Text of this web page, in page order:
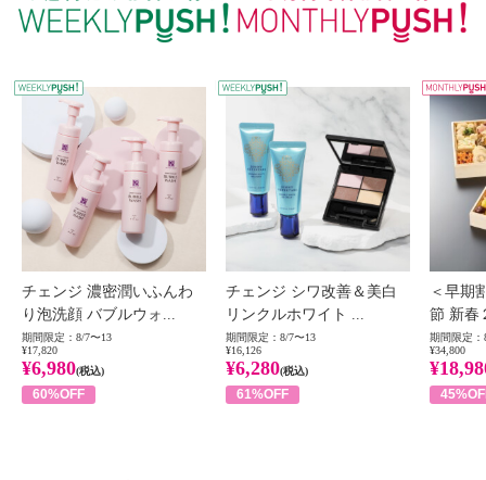
WEEKLY PUSH
チェンジ 濃密潤いふんわ
り泡洗顔 バブルウォ...
期間限定：8/7〜13
¥17,820
¥6,980(税込)
60%OFF
チェンジ シワ改善＆美白
リンクルホワイト ...
期間限定：8/7〜13
¥16,126
¥6,280(税込)
61%OFF
＜早期
節 新春
期間限定：
¥34,800